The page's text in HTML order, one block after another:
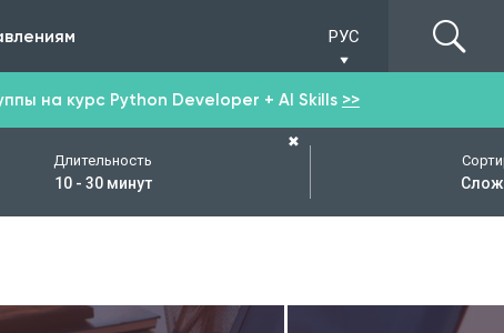
РУС
на курс Python Developer + AI Skills >>
Длительность
10 - 30 минут
✖